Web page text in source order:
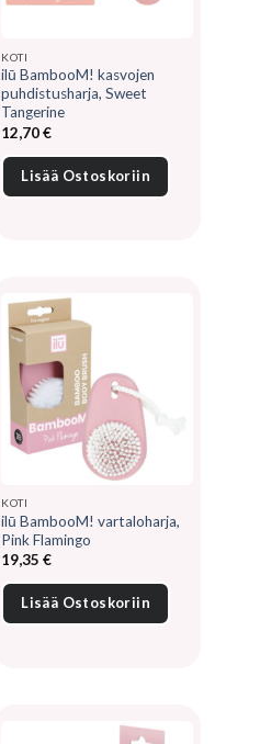
KOTI
ilū BambooM! kasvojen
puhdistusharja, Sweet
Tangerine
12,70€
Lisää Ostoskoriin
KOTI
ilū BambooM! vartaloharja,
Pink Flamingo
19,35€
Lisää Ostoskoriin